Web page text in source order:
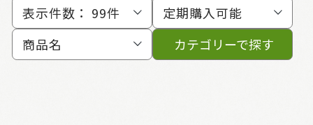
表示件数： 99件
定期購入可能
商品名
カテゴリーで探す